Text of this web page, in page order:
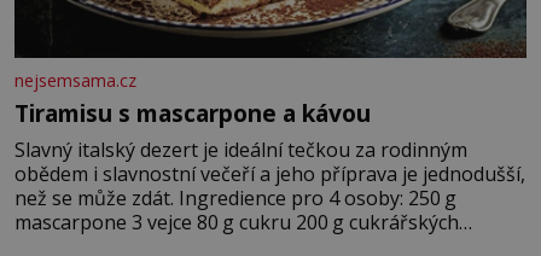
nejsemsama.cz
Tiramisu s mascarpone a kávou
Slavný italský dezert je ideální tečkou za rodinným
obědem i slavnostní večeří a jeho příprava je jednodušší,
než se může zdát. Ingredience pro 4 osoby: 250 g
mascarpone 3 vejce 80 g cukru 200 g cukrářských